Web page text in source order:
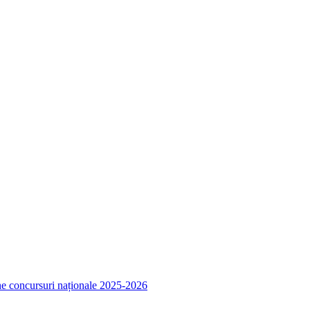
concursuri naționale 2025-2026